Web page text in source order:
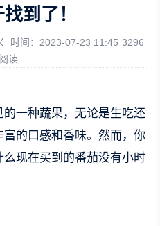
到了！
时间：2023-07-23 11:45 3296
读
一种蔬果，无论是生吃还
的口感和香味。然而，你
现在买到的番茄没有小时